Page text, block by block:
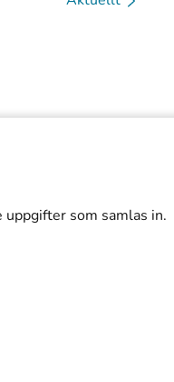
som samlas in.